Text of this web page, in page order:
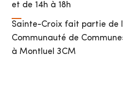
et de 14h à 18h
Sainte-Croix fait partie de
Communauté de
à Montluel 3CM